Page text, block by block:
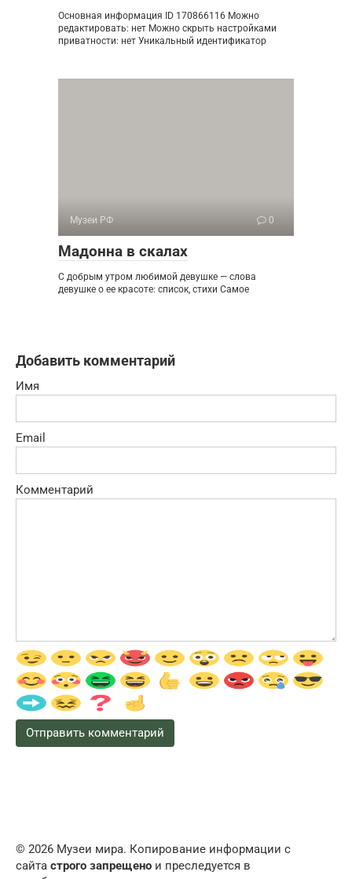
Основная информация ID 170866116 Можно
редактировать: нет Можно скрыть настройками
приватности: нет Уникальный идентификатор
Музеи РФ 0
Мадонна в скалах
С добрым утром любимой девушке — слова
девушке о ее красоте: список, стихи Самое
Добавить комментарий
Имя
Email
Комментарий
© 2026 Музеи мира. Копирование информации с
сайта строго запрещено и преследуется в